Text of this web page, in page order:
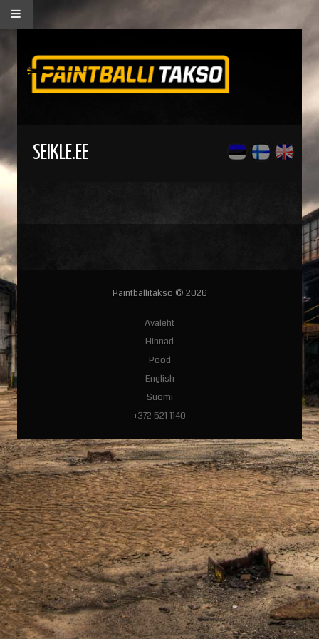
SEIKLE.EE
Paintballitakso © 2026
Avaleht
Hinnad
Pood
English
Suomi
+372 521 1140